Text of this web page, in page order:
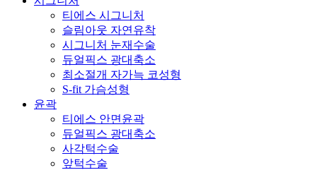
티에스 시그니처
슬림아웃 자연유착
시그니처 눈재수술
듀얼픽스 광대축소
최소절개 자가늑 코성형
S-fit 가슴성형
윤곽
티에스 안면윤곽
듀얼픽스 광대축소
사각턱수술
앞턱수술